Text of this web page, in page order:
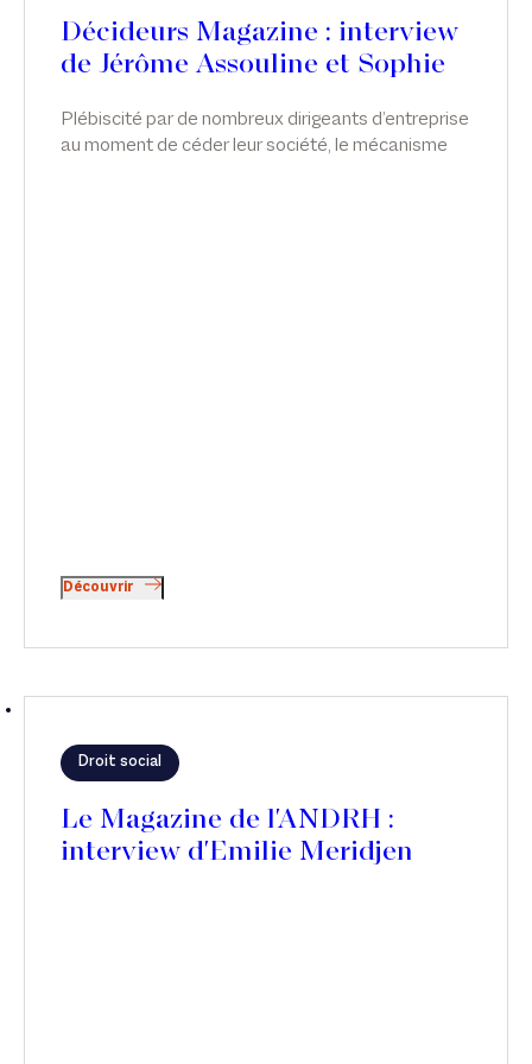
Plébiscité par de nombreux dirigeants d’entreprise
au moment de céder leur société, le mécanisme
Décideurs Magazine : interview
de Jérôme Assouline et Sophie
Découvrir
Droit social
Le Magazine de l'ANDRH :
interview d'Emilie Meridjen